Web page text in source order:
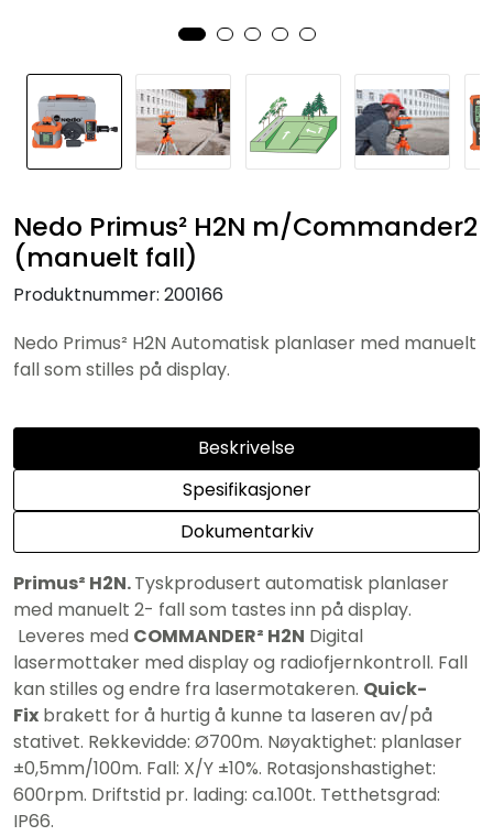
Nedo Primus² H2N m/Commander2
(manuelt fall)
Produktnummer: 200166
Nedo Primus² H2N Automatisk planlaser med manuelt
fall som stilles på display.
Beskrivelse
Spesifikasjoner
Dokumentarkiv
Primus² H2N.Tyskprodusert automatisk planlaser
med manuelt 2- fall som tastes inn på display.
Leveres med COMMANDER² H2N Digital
lasermottaker med display og radiofjernkontroll. Fall
kan stilles og endre fra lasermotakeren. Quick-
Fix brakett for å hurtig å kunne ta laseren av/på
stativet. Rekkevidde: Ø700m. Nøyaktighet: planlaser
±0,5mm/100m. Fall: X/Y ±10%. Rotasjonshastighet:
600rpm. Driftstid pr. lading: ca.100t. Tetthetsgrad:
IP66.